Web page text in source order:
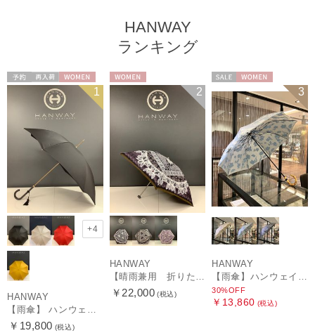
HANWAY
ランキング
予約 再入荷 WOMEN 1
+4
HANWAY
【雨傘】 ハンウェイ （HANWAY） Couturier クチュリエ 長傘 日本製
￥19,800 (税込)
WOMEN 2
HANWAY
￥22,000 (税込)
3
HANWAY
30%OFF
￥13,860 (税込)